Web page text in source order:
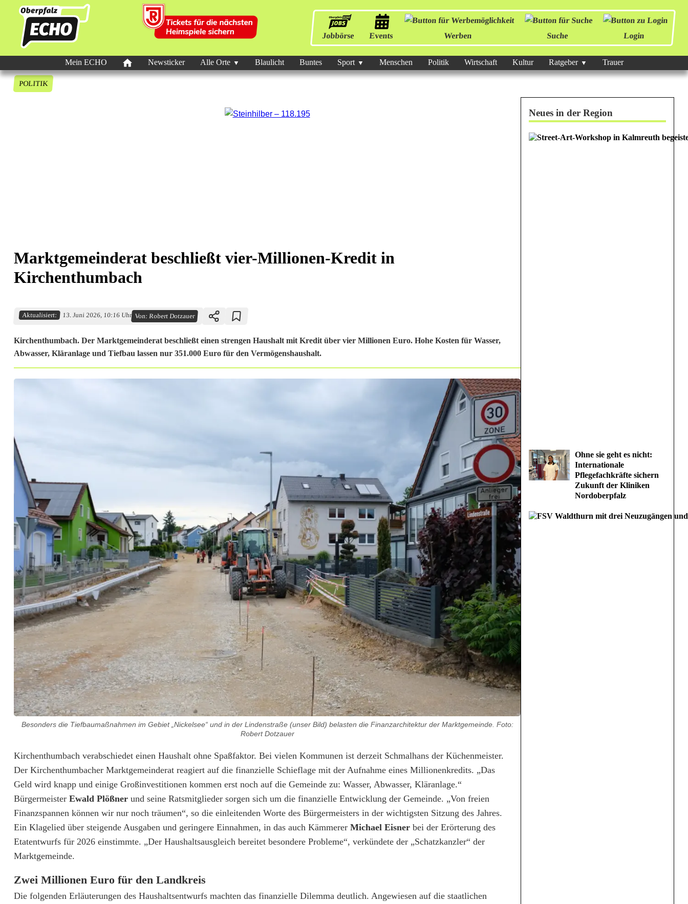
Jobbörse Events Werben Suche Login
Mein ECHO Newsticker Alle Orte Blaulicht Buntes Sport Menschen Politik Wirtschaft Kultur Ratgeber Trauer
POLITIK
Marktgemeinderat beschließt vier-Millionen-Kredit in
Kirchenthumbach
Aktualisiert: 13. Juni 2026, 10:16 Uhr Von:Robert Dotzauer
Kirchenthumbach. Der Marktgemeinderat beschließt einen strengen Haushalt mit Kredit über vier Millionen Euro. Hohe Kosten für Wasser,
Abwasser, Kläranlage und Tiefbau lassen nur 351.000 Euro für den Vermögenshaushalt.
Besonders die Tiefbaumaßnahmen im Gebiet „Nickelsee“ und in der Lindenstraße (unser Bild) belasten die Finanzarchitektur der Marktgemeinde. Foto:
Robert Dotzauer
M
a
r
k
t
g
e
m
Kirchenthumbach verabschiedet einen Haushalt ohne Spaßfaktor. Bei vielen Kommunen ist derzeit Schmalhans der Küchenmeister.
Der Kirchenthumbacher Marktgemeinderat reagiert auf die finanzielle Schieflage mit der Aufnahme eines Millionenkredits. „Das
Geld wird knapp und einige Großinvestitionen kommen erst noch auf die Gemeinde zu: Wasser, Abwasser, Kläranlage.“
Bürgermeister Ewald Plößner und seine Ratsmitglieder sorgen sich um die finanzielle Entwicklung der Gemeinde. „Von freien
Finanzspannen können wir nur noch träumen“, so die einleitenden Worte des Bürgermeisters in der wichtigsten Sitzung des Jahres.
Ein Klagelied über steigende Ausgaben und geringere Einnahmen, in das auch Kämmerer Michael Eisner bei der Erörterung des
Etatentwurfs für 2026 einstimmte. „Der Haushaltsausgleich bereitet besondere Probleme“, verkündete der „Schatzkanzler“ der
Marktgemeinde.
Zwei Millionen Euro für den Landkreis
Die folgenden Erläuterungen des Haushaltsentwurfs machten das finanzielle Dilemma deutlich. Angewiesen auf die staatlichen
Neues in der Region
Ohne sie geht es nicht:
Internationale
Pflegefachkräfte sichern
Zukunft der Kliniken
Nordoberpfalz